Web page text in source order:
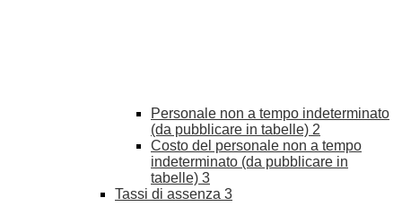
Personale non a tempo indeterminato
(da pubblicare in tabelle) 2
Costo del personale non a tempo
indeterminato (da pubblicare in
tabelle) 3
Tassi di assenza 3